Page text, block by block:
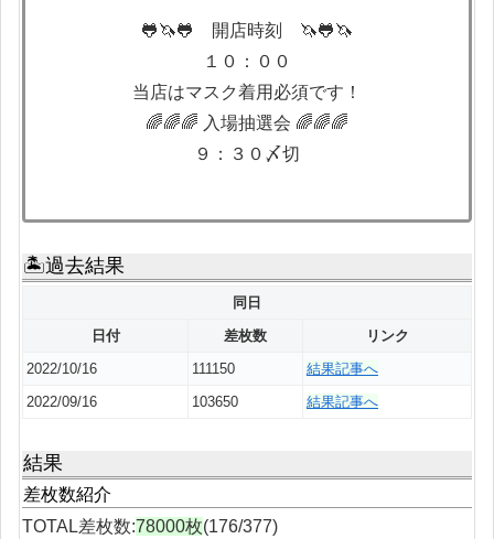
🐸🦄🐸 開店時刻 🦄🐸🦄
１０：００
当店はマスク着用必須です！
🌈🌈🌈 入場抽選会 🌈🌈🌈
９：３０〆切
🏝過去結果
同日
日付
差枚数
リンク
2022/10/16
111150
結果記事へ
2022/09/16
103650 結果記事へ
結果
差枚数紹介
TOTAL差枚数:78000枚(176/377)